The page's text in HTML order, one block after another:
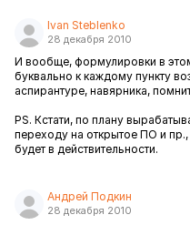
Ivan Steblenko
28 декабря 2010
И вообще, формулировки в
буквально к каждому пункту
аспирантуре, навярника,
PS. Кстати, по плану
переходу на открытое ПО и пр.,
будет в действительности.
Андрей Подкин
28 декабря 2010